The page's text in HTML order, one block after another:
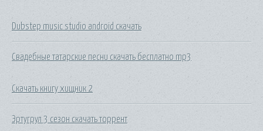
Dubstep music studio android скачать
Свадебные татарские песни скачать бесплатно mp3
Скачать книгу хищник 2
Эртугрул 3 сезон скачать торрент